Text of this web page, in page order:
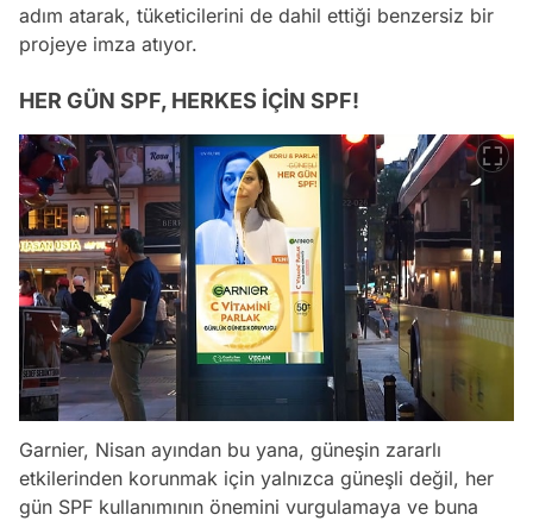
adım atarak, tüketicilerini de dahil ettiği benzersiz bir
projeye imza atıyor.
HER GÜN SPF, HERKES İÇİN SPF!
Garnier, Nisan ayından bu yana, güneşin zararlı
etkilerinden korunmak için yalnızca güneşli değil, her
gün SPF kullanımının önemini vurgulamaya ve buna